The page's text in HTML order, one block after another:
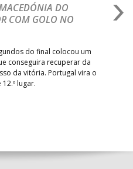
DO
COM GOLO NO
do final colocou um
conseguira recuperar da
da vitória. Portugal vira o
lugar.